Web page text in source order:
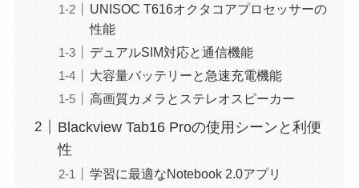
UNISOC T616オクタコアプロセッサーの
性能
デュアルSIM対応と通信機能
大容量バッテリーと急速充電機能
高画質カメラとステレオスピーカー
Blackview Tab16 Proの使用シーンと利便
性
学習に最適なNotebook 2.0アプリ